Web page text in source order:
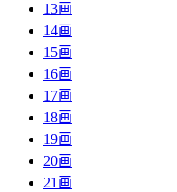
13画
14画
15画
16画
17画
18画
19画
20画
21画